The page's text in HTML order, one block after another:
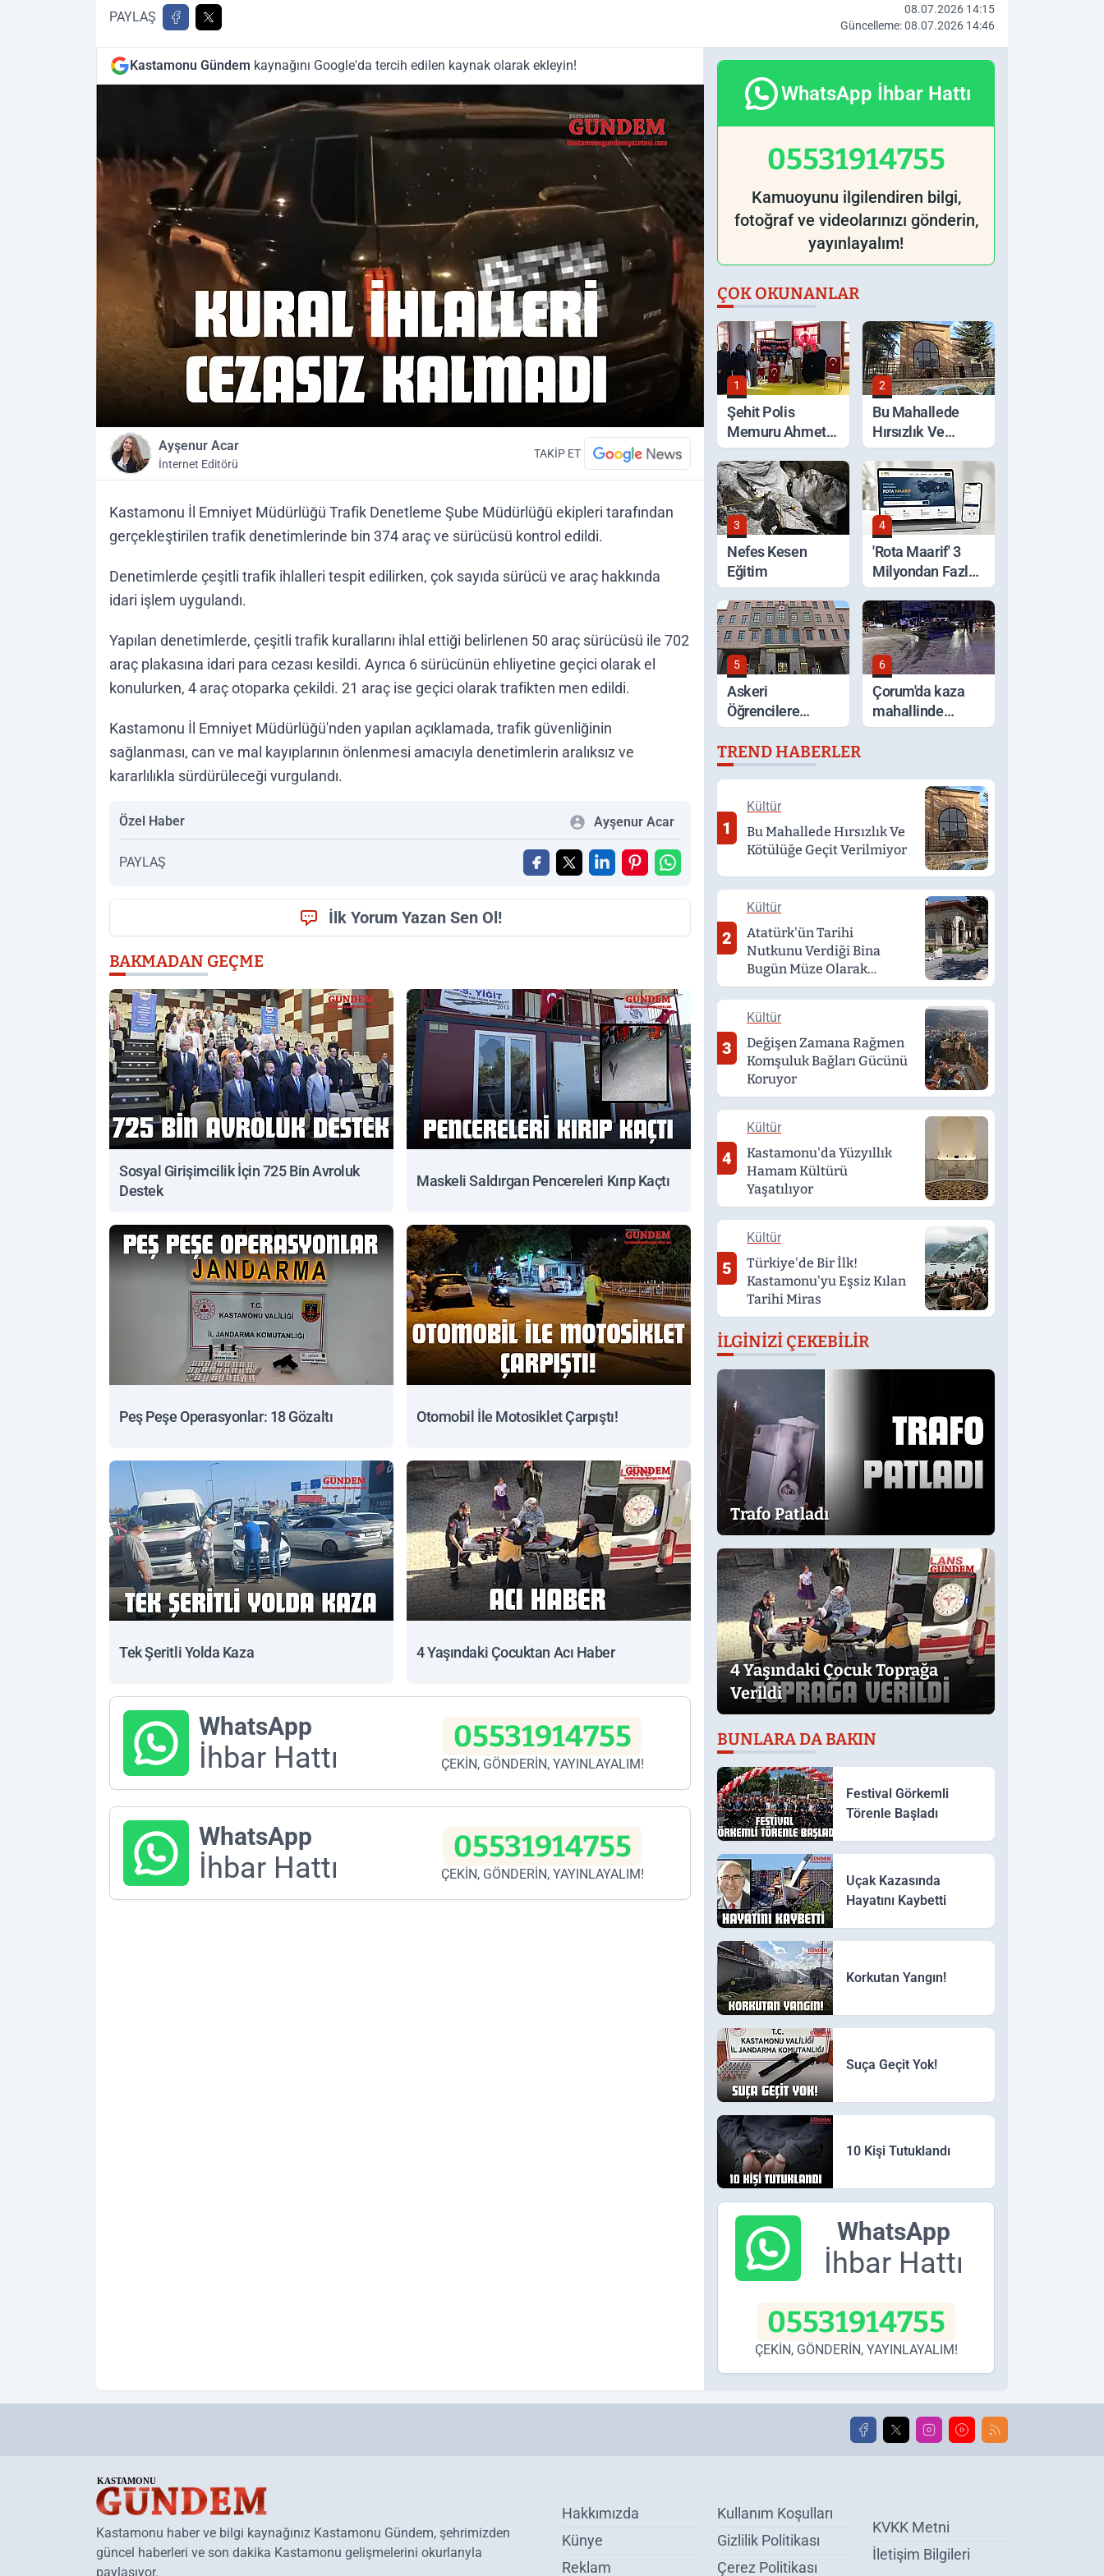
PAYLAŞ
08.07.2026 14:15
Güncelleme: 08.07.2026 14:46
Kastamonu Gündem kaynağını Google'da tercih edilen kaynak olarak ekleyin!
Ayşenur Acar
İnternet Editörü
TAKİP ET
Kastamonu İl Emniyet Müdürlüğü Trafik Denetleme Şube Müdürlüğü ekipleri tarafından
gerçekleştirilen trafik denetimlerinde bin 374 araç ve sürücüsü kontrol edildi.
Denetimlerde çeşitli trafik ihlalleri tespit edilirken, çok sayıda sürücü ve araç hakkında
idari işlem uygulandı.
Yapılan denetimlerde, çeşitli trafik kurallarını ihlal ettiği belirlenen 50 araç sürücüsü ile 702
araç plakasına idari para cezası kesildi. Ayrıca 6 sürücünün ehliyetine geçici olarak el
konulurken, 4 araç otoparka çekildi. 21 araç ise geçici olarak trafikten men edildi.
Kastamonu İl Emniyet Müdürlüğü'nden yapılan açıklamada, trafik güvenliğinin
sağlanması, can ve mal kayıplarının önlenmesi amacıyla denetimlerin aralıksız ve
kararlılıkla sürdürüleceği vurgulandı.
Özel Haber Ayşenur Acar
PAYLAŞ
İlk Yorum Yazan Sen Ol!
BAKMADAN GEÇME
Sosyal Girişimcilik İçin 725 Bin Avroluk
Destek
Maskeli Saldırgan Pencereleri Kırıp Kaçtı
Peş Peşe Operasyonlar: 18 Gözaltı Otomobil İle Motosiklet Çarpıştı!
Tek Şeritli Yolda Kaza 4 Yaşındaki Çocuktan Acı Haber
WhatsApp
İhbar Hattı
05531914755
ÇEKİN, GÖNDERİN, YAYINLAYALIM!
WhatsApp
İhbar Hattı
05531914755
ÇEKİN, GÖNDERİN, YAYINLAYALIM!
WhatsApp İhbar Hattı
05531914755
Kamuoyunu ilgilendiren bilgi,
fotoğraf ve videolarınızı gönderin,
yayınlayalım!
ÇOK OKUNANLAR
1
Şehit Polis
Memuru Ahmet
Şahan'a Vefa
2
Bu Mahallede
Hırsızlık Ve
Kötülüğe Geçit
Verilmiyor
3
Nefes Kesen
Eğitim
4
'Rota Maarif' 3
Milyondan Fazla
Ziyaret Edildi
5
Askeri
Öğrencilere
Sağlanacak
İmkanlar
Açıklandı
6
Çorum'da kaza
mahallinde
arbede: Yardım
sürücü tarafından
darp edildi
TREND HABERLER
1
Kültür
Bu Mahallede Hırsızlık Ve
Kötülüğe Geçit Verilmiyor
2
Kültür
Atatürk'ün Tarihi
Nutkunu Verdiği Bina
Bugün Müze Olarak
Hizmet Veriyor
3
Kültür
Değişen Zamana Rağmen
Komşuluk Bağları Gücünü
Koruyor
4
Kültür
Kastamonu'da Yüzyıllık
Hamam Kültürü
Yaşatılıyor
5
Kültür
Türkiye'de Bir İlk!
Kastamonu'yu Eşsiz Kılan
Tarihi Miras
İLGINIZI ÇEKEBILIR
Trafo Patladı
4 Yaşındaki Çocuk Toprağa
Verildi
BUNLARA DA BAKIN
Festival Görkemli
Törenle Başladı
Uçak Kazasında
Hayatını Kaybetti
Korkutan Yangın!
Suça Geçit Yok!
10 Kişi Tutuklandı
WhatsApp
İhbar Hattı
05531914755
ÇEKİN, GÖNDERİN, YAYINLAYALIM!
Kastamonu haber ve bilgi kaynağınız Kastamonu Gündem, şehrimizden
güncel haberleri ve son dakika Kastamonu gelişmelerini okurlarıyla
paylaşıyor.
Hakkımızda
Künye
Reklam
Kullanım Koşulları
Gizlilik Politikası
Çerez Politikası
KVKK Metni
İletişim Bilgileri